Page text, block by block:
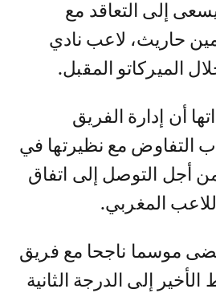
إلى التعاقد مع
حاريث، لاعب نادي
الميركاتو المقبل.
أن إدارة الفريق
التفاوض مع نظيرتها في
من أجل التوصل إلى اتفاق
المغربي.
موسما ناجحا مع فريق
إلى الدرجة الثانية